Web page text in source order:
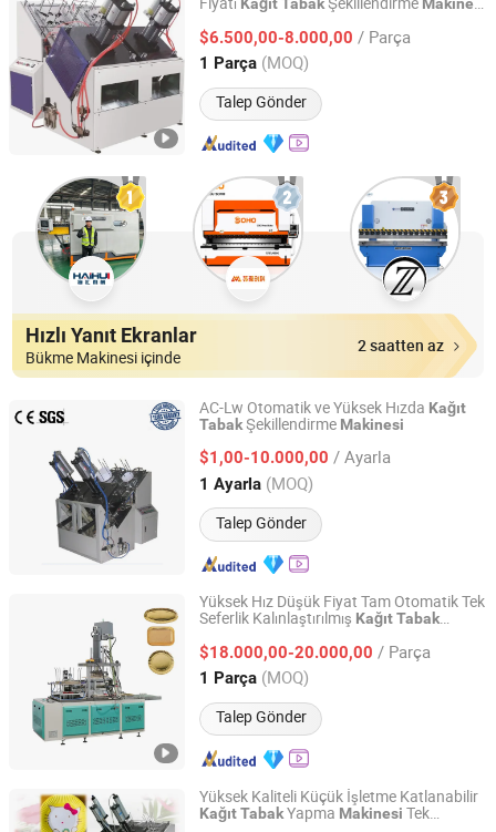
KağıtTabak Makinesi
MakinesiFiyatları Hindistan'da
$6.500,00-8.000,00 / Parça
1 Parça (MOQ)
Talep Gönder
ZHEJIANG CHINAWORLD MACHINERY CO., LTD.
Zhejiang, China Fiyat 2014
Hızlı Yanıt Ekranlar
Bükme Makinesi içinde
2 saatten az
AC-Lw Otomatik ve Yüksek Hızda Kağıt
TabakŞekillendirme Makinesi
$1,00-10.000,00 / Ayarla
1 Ayarla (MOQ)
Talep Gönder
Hangzhou Aochi International Co., Ltd.
Zhejiang, China Fiyat 2011
Yüksek Hız Düşük Fiyat Tam Otomatik Tek
Seferlik Kalınlaştırılmış KağıtTabak
$18.000,00-20.000,00 / Parça
1 Parça (MOQ)
Talep Gönder
Shandong Hongbo Packaging Technology Co., Ltd
Shandong, China Fiyat 2025
Yüksek Kaliteli Küçük İşletme Katlanabilir
KağıtTabakYapma Makinesi Tek
Zhengzhou Dream Machinery Co., Ltd.